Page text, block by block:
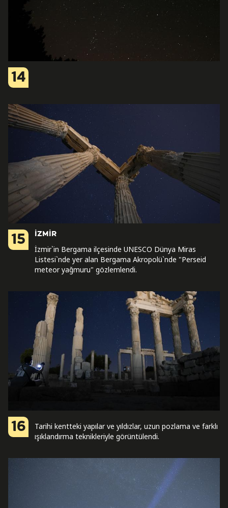
14
15 İZMİR
İzmir`in Bergama ilçesinde UNESCO Dünya Miras
Listesi`nde yer alan Bergama Akropolü`nde "Perseid
meteor yağmuru" gözlemlendi.
16
Tarihi kentteki yapılar ve yıldızlar, uzun pozlama ve farklı
ışıklandırma teknikleriyle görüntülendi.